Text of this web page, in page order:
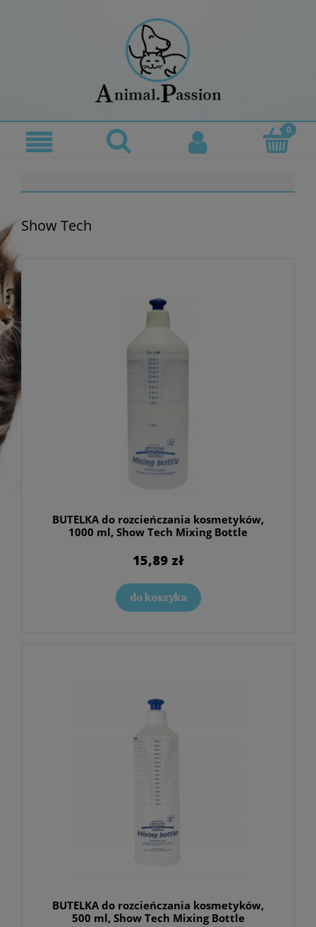
Show Tech
BUTELKA do rozcieńczania kosmetyków,
1000 ml, Show Tech Mixing Bottle
15,89 zł
do koszyka
BUTELKA do rozcieńczania kosmetyków,
500 ml, Show Tech Mixing Bottle